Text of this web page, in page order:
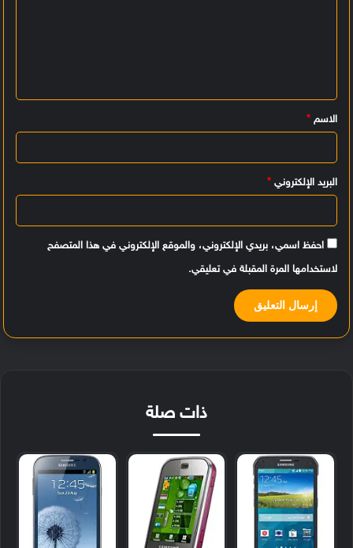
ي
ق
الاسم *
البريد الإلكتروني *
احفظ اسمي، بريدي الإلكتروني، والموقع الإلكتروني في هذا المتصفح
لاستخدامها المرة المقبلة في تعليقي.
ذات صلة